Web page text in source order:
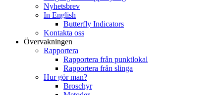
Nyhetsbrev
In English
Butterfly Indicators
Kontakta oss
Övervakningen
Rapportera
Rapportera från punktlokal
Rapportera från slinga
Hur gör man?
Broschyr